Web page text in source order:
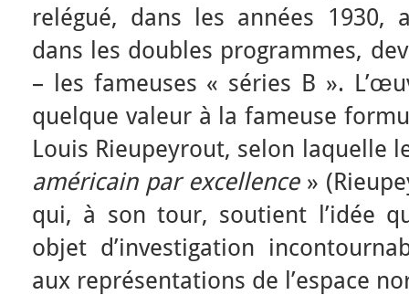
relégué, dans les années 1930,
dans les doubles programmes,
– les fameuses « séries B ».
quelque valeur à la fameuse
Louis Rieupeyrout, selon laquelle
américain par excellence»
qui, à son tour, soutient l’idée
objet d’investigation
aux représentations de l’espace